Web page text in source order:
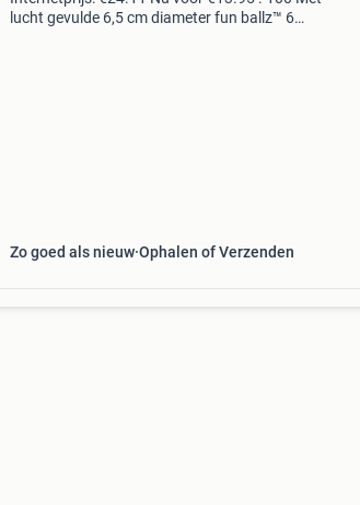
lucht gevulde 6,5 cm diameter fun ballz™ 6
Zo goed als nieuw Ophalen of Verzenden